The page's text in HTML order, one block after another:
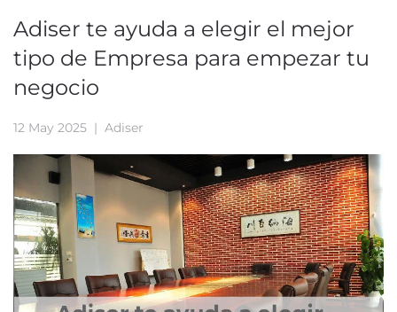
Adiser te ayuda a elegir el mejor
tipo de Empresa para empezar tu
negocio
12 May 2025 | Adiser